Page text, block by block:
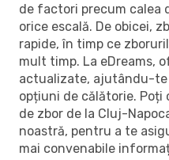
de factori precum calea
orice escală. De obicei,
rapide, în timp ce
mult timp. La eDreams,
actualizate, ajutându-te
opțiuni de călătorie. Poți
de zbor de la Cluj-
noastră, pentru a te
mai convenabile